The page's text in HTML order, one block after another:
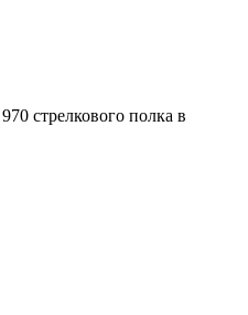
стрелкового полка в